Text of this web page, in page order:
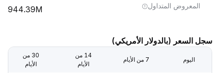
المعروض المتداول 944.39M
سجل السعر (بالدولار الأمريكي)
اليوم 7 من الأيام
14 من
الأيام
30 من
الأيام